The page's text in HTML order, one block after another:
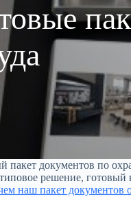
пакет документов по
решение, готовый
наш пакет документов